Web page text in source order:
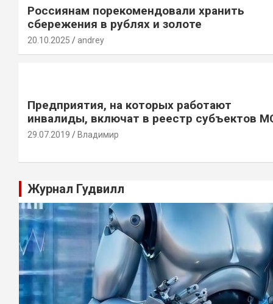
Россиянам порекомендовали хранить
сбережения в рублях и золоте
20.10.2025 andrey
Предприятия, на которых работают
инвалиды, включат в реестр субъектов
29.07.2019 Владимир
Журнал Гудвилл